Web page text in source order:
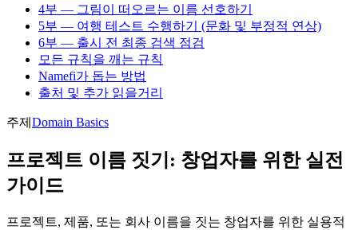
4부 — 그림이 떠오르는 이름 선호하기
5부 — 여행 테스트 수행하기 (문화 및 부정적 연상)
6부 — 출시 전 최종 검색 점검
모든 규칙을 깨는 규칙
Namefi가 돕는 방법
출처 및 추가 읽을거리
주제 Domain Basics
프로젝트 이름 짓기: 창업자를 위한 실전
가이드
프로젝트, 제품, 또는 회사 이름을 짓는 창업자를 위한 실용적